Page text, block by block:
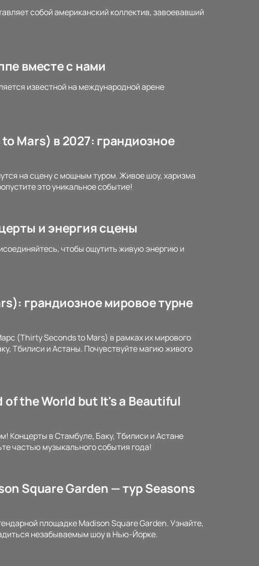
собой американский коллектив, завоевавший
вместе с нами
известной на международной арене
Mars) в 2027: грандиозное
на сцену с мощным туром. Живое шоу, харизма
это уникальное событие!
и энергия сцены
чтобы ощутить живую энергию и
грандиозное мировое турне
(Thirty Seconds to Mars) в рамках их мирового
Тбилиси и Астаны. Почувствуйте магию живого
of the World but It's a Beautiful
Концерты в Стамбуле, Баку, Тбилиси и Астане
частью музыкального события года!
Square Garden — тур Seasons
площадке Madison Square Garden. Узнайте,
незабываемым шоу в Нью-Йорке.